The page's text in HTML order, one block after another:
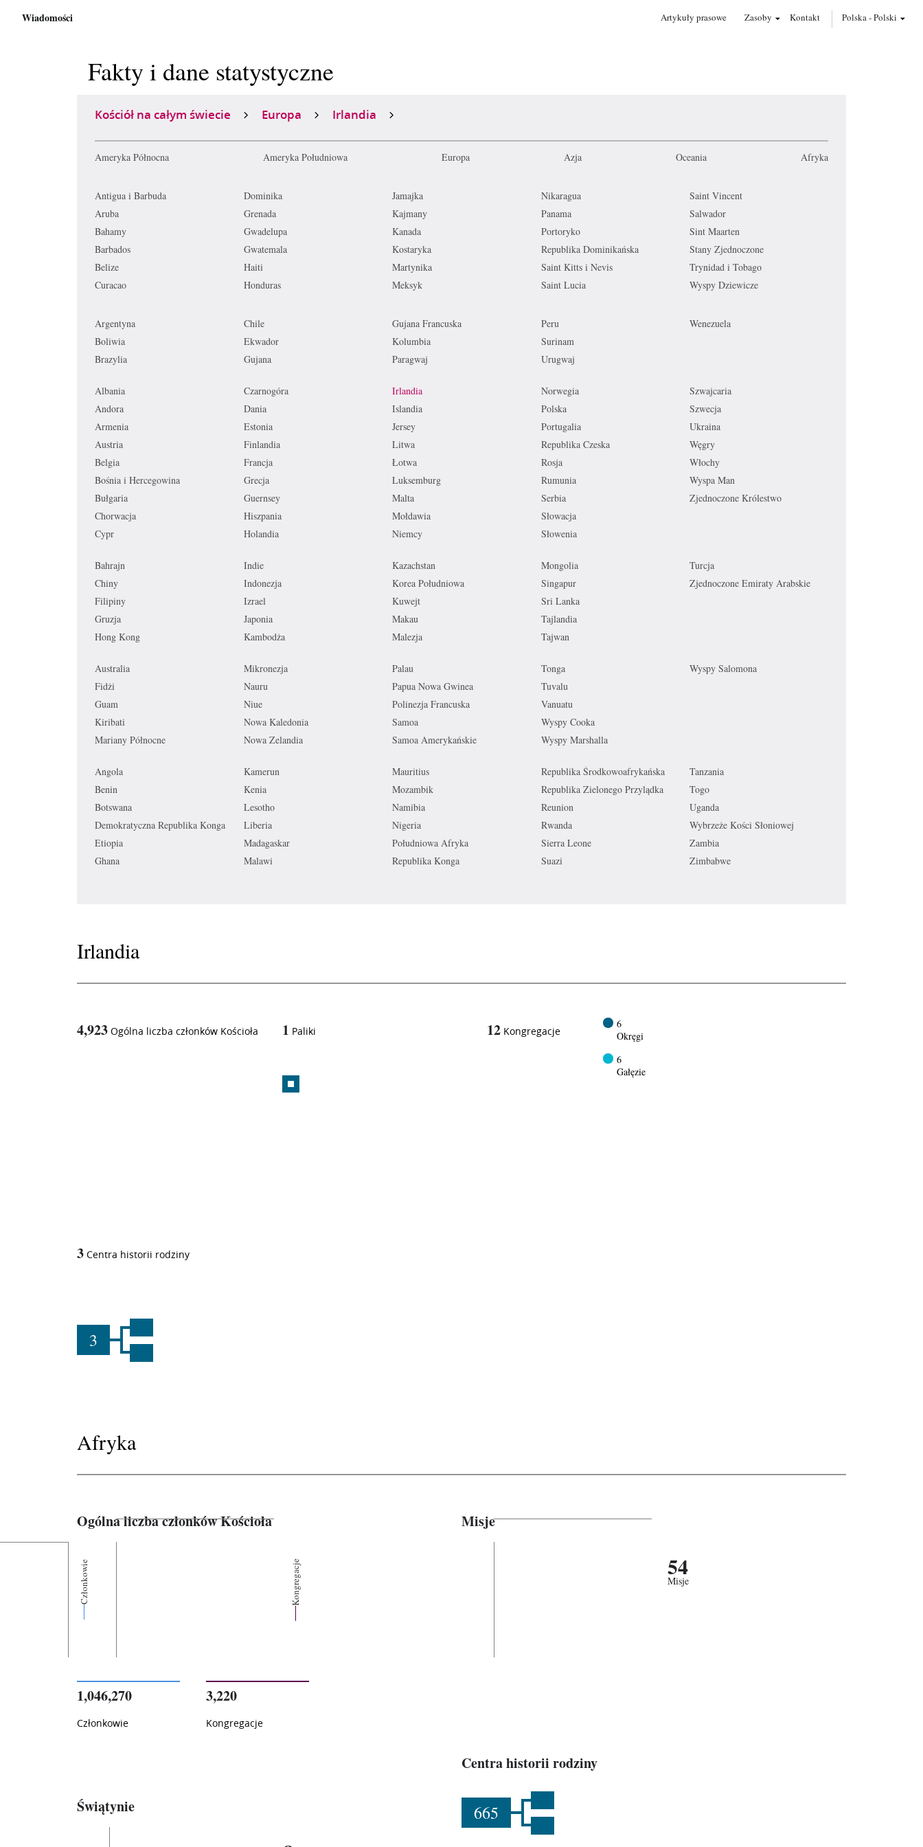
Wiadomości Artykuły prasowe Zasoby Kontakt Polska-Polski
Fakty i dane statystyczne
Kościół na całym świecie Europa Irlandia
Ameryka Północna Ameryka Południowa Europa Azja Oceania Afryka
Antigua i Barbuda
Aruba
Bahamy
Barbados
Belize
Curacao
Dominika
Grenada
Gwadelupa
Gwatemala
Haiti
Honduras
Jamajka
Kajmany
Kanada
Kostaryka
Martynika
Meksyk
Nikaragua
Panama
Portoryko
Republika Dominikańska
Saint Kitts i Nevis
Saint Lucia
Saint Vincent
Salwador
Sint Maarten
Stany Zjednoczone
Trynidad i Tobago
Wyspy Dziewicze
Argentyna
Boliwia
Brazylia
Chile
Ekwador
Gujana
Gujana Francuska
Kolumbia
Paragwaj
Peru
Surinam
Urugwaj
Wenezuela
Albania
Andora
Armenia
Austria
Belgia
Bośnia i Hercegowina
Bułgaria
Chorwacja
Cypr
Czarnogóra
Dania
Estonia
Finlandia
Francja
Grecja
Guernsey
Hiszpania
Holandia
Irlandia
Islandia
Jersey
Litwa
Łotwa
Luksemburg
Malta
Mołdawia
Niemcy
Norwegia
Polska
Portugalia
Republika Czeska
Rosja
Rumunia
Serbia
Słowacja
Słowenia
Szwajcaria
Szwecja
Ukraina
Węgry
Włochy
Wyspa Man
Zjednoczone Królestwo
Bahrajn
Chiny
Filipiny
Gruzja
Hong Kong
Indie
Indonezja
Izrael
Japonia
Kambodża
Kazachstan
Korea Południowa
Kuwejt
Makau
Malezja
Mongolia
Singapur
Sri Lanka
Tajlandia
Tajwan
Turcja
Zjednoczone Emiraty Arabskie
Australia
Fidżi
Guam
Kiribati
Mariany Północne
Mikronezja
Nauru
Niue
Nowa Kaledonia
Nowa Zelandia
Palau
Papua Nowa Gwinea
Polinezja Francuska
Samoa
Samoa Amerykańskie
Tonga
Tuvalu
Vanuatu
Wyspy Cooka
Wyspy Marshalla
Wyspy Salomona
Angola
Benin
Botswana
Demokratyczna Republika Konga
Etiopia
Ghana
Kamerun
Kenia
Lesotho
Liberia
Madagaskar
Malawi
Mauritius
Mozambik
Namibia
Nigeria
Południowa Afryka
Republika Konga
Republika Środkowoafrykańska
Republika Zielonego Przylądka
Reunion
Rwanda
Sierra Leone
Suazi
Tanzania
Togo
Uganda
Wybrzeże Kości Słoniowej
Zambia
Zimbabwe
Irlandia
4,923 Ogólna liczba członków Kościoła 1 Paliki 12 Kongregacje
6
Okręgi
6
Gałęzie
3 Centra historii rodziny
3
Afryka
Ogólna liczba członków Kościoła
Członkowie Kongregacje
1,046,270
Członkowie
3,220
Kongregacje
Misje
54
Misje
Centra historii rodziny
665
Świątynie